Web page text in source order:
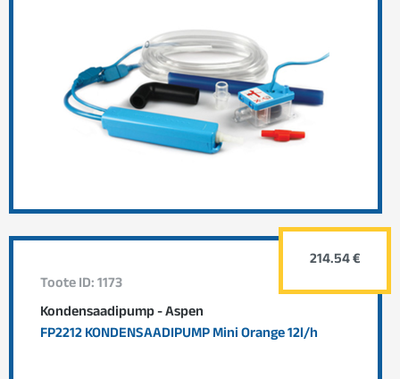
Toote ID: 1173
Kondensaadipump - Aspen
FP2212 KONDENSAADIPUMP Mini Orange 12l/h
214.54 €